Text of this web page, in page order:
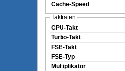
Cache-Speed
Taktraten
CPU-Takt
Turbo-Takt
FSB-Takt
FSB-Typ
Multiplikator